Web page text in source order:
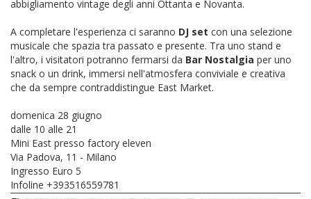
abbigliamento vintage degli anni Ottanta e Novanta.
A completare l'esperienza ci saranno DJ set con una selezione
musicale che spazia tra passato e presente. Tra uno stand e
l'altro, i visitatori potranno fermarsi da Bar Nostalgia per uno
snack o un drink, immersi nell'atmosfera conviviale e creativa
che da sempre contraddistingue East Market.
domenica 28 giugno
dalle 10 alle 21
Mini East presso factory eleven
Via Padova, 11 - Milano
Ingresso Euro 5
Infoline +393516559781